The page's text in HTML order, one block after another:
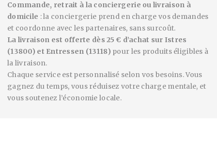
Commande, retrait à la conciergerie ou livraison à
domicile : la conciergerie prend en charge vos demandes
et coordonne avec les partenaires, sans surcoût.
La livraison est offerte dès 25 € d’achat sur Istres
(13800) et Entressen (13118) pour les produits éligibles à
la livraison.
Chaque service est personnalisé selon vos besoins. Vous
gagnez du temps, vous réduisez votre charge mentale, et
vous soutenez l’économie locale.